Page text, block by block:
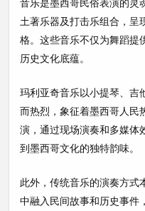
土著乐器及打击乐组合，呈
格。这些音乐不仅为舞蹈提
历史文化底蕴。
玛利亚奇音乐以小提琴、吉
而热烈，象征着墨西哥人民
演，通过现场演奏和多媒体
到墨西哥文化的独特韵味。
此外，传统音乐的演奏方式
中融入民间故事和历史事件